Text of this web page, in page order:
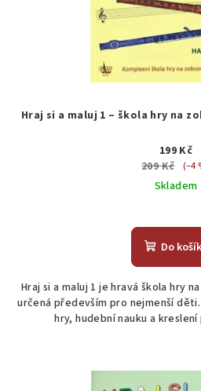
Hraj si a maluj 1 – škola hry na
199 Kč
209 Kč
(–4
Skladem
Do
Hraj si a maluj 1 je hravá škola hry
určená především pro nejmenší
hry, hudební nauku a